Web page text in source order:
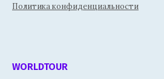
Политика конфиденциальности
WORLDTOUR